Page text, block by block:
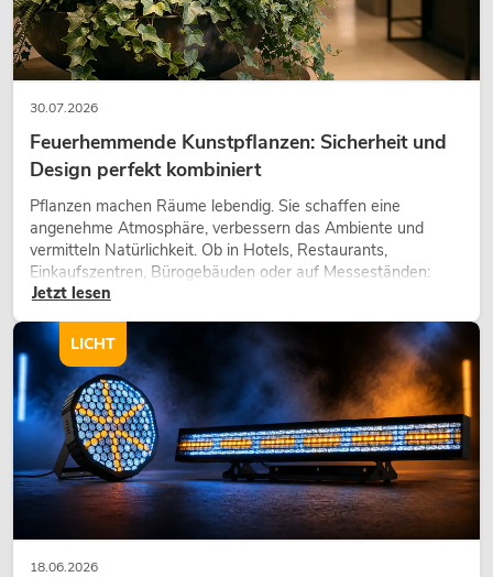
30.07.2026
Feuerhemmende Kunstpflanzen: Sicherheit und
Design perfekt kombiniert
Pflanzen machen Räume lebendig. Sie schaffen eine
angenehme Atmosphäre, verbessern das Ambiente und
vermitteln Natürlichkeit. Ob in Hotels, Restaurants,
Einkaufszentren, Bürogebäuden oder auf Messeständen:
eine hochwertige Begrünung gehört heute längst zum
Jetzt lesen
18.06.2026
LICHT